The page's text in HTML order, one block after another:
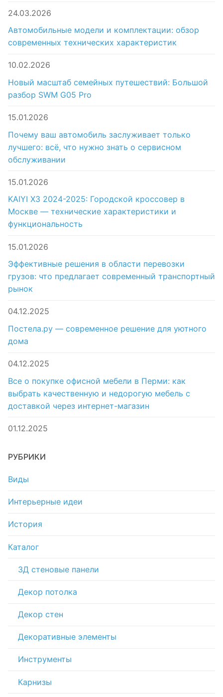
24.03.2026
Автомобильные модели и комплектации: обзор
современных технических характеристик
10.02.2026
Новый масштаб семейных путешествий: Большой
разбор SWM G05 Pro
15.01.2026
Почему ваш автомобиль заслуживает только
лучшего: всё, что нужно знать о сервисном
обслуживании
15.01.2026
KAIYI X3 2024-2025: Городской кроссовер в
Москве — технические характеристики и
функциональность
15.01.2026
Эффективные решения в области перевозки
грузов: что предлагает современный транспортный
рынок
04.12.2025
Постела.ру — современное решение для уютного
дома
04.12.2025
Все о покупке офисной мебели в Перми: как
выбрать качественную и недорогую мебель с
доставкой через интернет-магазин
01.12.2025
РУБРИКИ
Виды
Интерьерные идеи
История
Каталог
3Д стеновые панели
Декор потолка
Декор стен
Декоративные элементы
Инструменты
Карнизы